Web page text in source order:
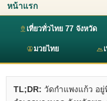
หน้าแรก
เที่ยวทั่วไทย 77 จังหวัด
มวยไทย
TL;DR: วัดกำแพงแก้ว อ